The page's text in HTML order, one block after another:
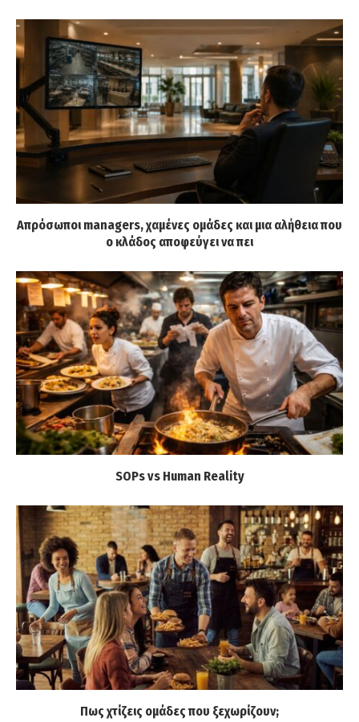
Απρόσωποι managers, χαμένες ομάδες και μια αλήθεια που
ο κλάδος αποφεύγει να πει
SOPs vs Human Reality
Πως χτίζεις ομάδες που ξεχωρίζουν;